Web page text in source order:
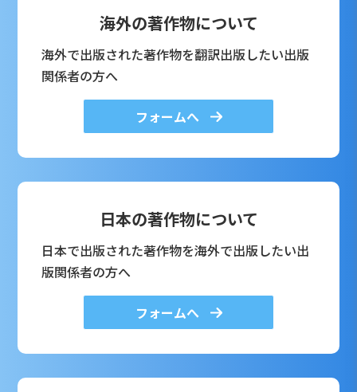
海外の著作物について
海外で出版された著作物を翻訳出版したい出版
関係者の方へ
フォームへ
日本の著作物について
日本で出版された著作物を海外で出版したい出
版関係者の方へ
フォームへ